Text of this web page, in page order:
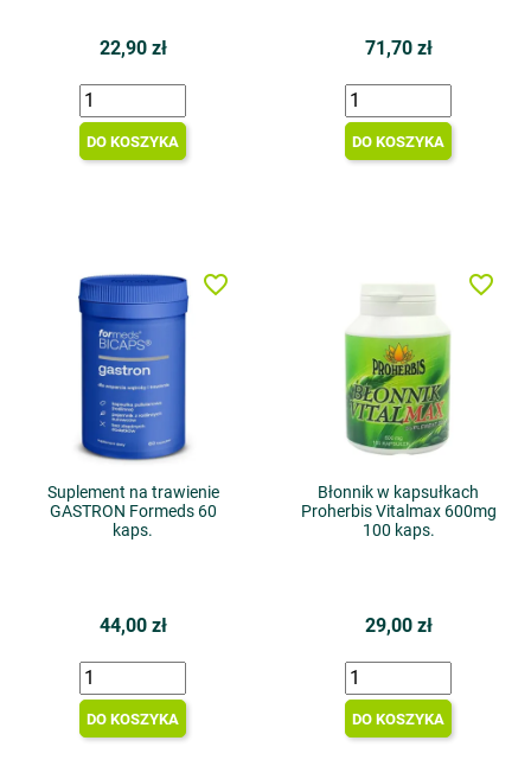
22,90 zł
DO KOSZYKA
71,70 zł
DO KOSZYKA
Suplement na trawienie
GASTRON Formeds 60
kaps.
44,00 zł
DO KOSZYKA
favorite_border
Błonnik w kapsułkach
Proherbis Vitalmax 600mg
100 kaps.
29,00 zł
DO KOSZYKA
favorite_border